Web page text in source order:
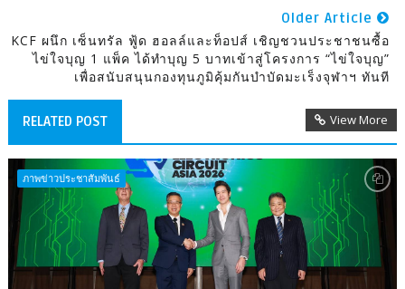
Older Article
KCF ผนึก เซ็นทรัล ฟู้ด ฮอลล์และท็อปส์ เชิญชวนประชาชนซื้อ
ไข่ใจบุญ 1 แพ็ค ได้ทำบุญ 5 บาทเข้าสู่โครงการ “ไข่ใจบุญ”
เพื่อสนับสนุนกองทุนภูมิคุ้มกันบำบัดมะเร็งจุฬาฯ ทันที
RELATED POST View More
ภาพข่าวประชาสัมพันธ์